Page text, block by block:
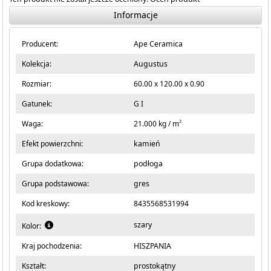
Informacje
Producent:
Ape Ceramica
Kolekcja:
Augustus
Rozmiar:
60.00 x 120.00 x 0.90
Gatunek:
G I
Waga:
21.000 kg / m2
Efekt powierzchni:
kamień
Grupa dodatkowa:
podłoga
Grupa podstawowa:
gres
Kod kreskowy:
8435568531994
Kolor: szary
Kraj pochodzenia:
HISZPANIA
Kształt:
prostokątny